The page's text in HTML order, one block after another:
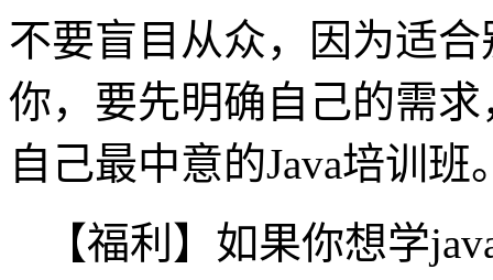
不要盲目从众，因为适
你，要先明确自己的需
自己最中意的Java培训班
【福利】如果你想学